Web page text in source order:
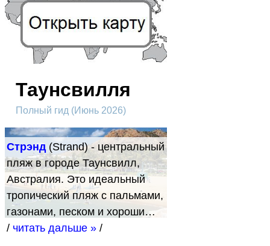
Таунсвилля
Полный гид (Июнь 2026)
Стрэнд (Strand) - центральный
пляж в городе Таунсвилл,
Австралия. Это идеальный
тропический пляж с пальмами,
газонами, песком и хороши…
/ читать дальше » /